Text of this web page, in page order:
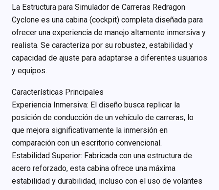
La Estructura para Simulador de Carreras Redragon
Cyclone es una cabina (cockpit) completa diseñada para
ofrecer una experiencia de manejo altamente inmersiva y
realista. Se caracteriza por su robustez, estabilidad y
capacidad de ajuste para adaptarse a diferentes usuarios
y equipos.
Características Principales
Experiencia Inmersiva: El diseño busca replicar la
posición de conducción de un vehículo de carreras, lo
que mejora significativamente la inmersión en
comparación con un escritorio convencional.
Estabilidad Superior: Fabricada con una estructura de
acero reforzado, esta cabina ofrece una máxima
estabilidad y durabilidad, incluso con el uso de volantes